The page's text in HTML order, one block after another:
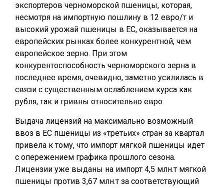
экспортеров черноморской пшеницы, которая,
несмотря на импортную пошлину в 12 евро/т и
высокий урожай пшеницы в ЕС, оказывается на
европейских рынках более конкурентной, чем
европейское зерно. При этом
конкурентоспособность черноморского зерна в
последнее время, очевидно, заметно усилилась в
связи с существенным ослаблением курса как
рубля, так и гривны относительно евро.
Выдача лицензий на максимально возможный
ввоз в ЕС пшеницы из «третьих» стран за квартал
привела к тому, что импорт мягкой пшеницы идет
с опережением графика прошлого сезона.
Лицензии уже выданы на импорт 4,5 млн.т мягкой
пшеницы против 3,67 млн.т за соответствующий